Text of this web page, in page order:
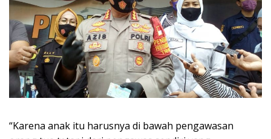
“Karena anak itu harusnya di bawah pengawasan